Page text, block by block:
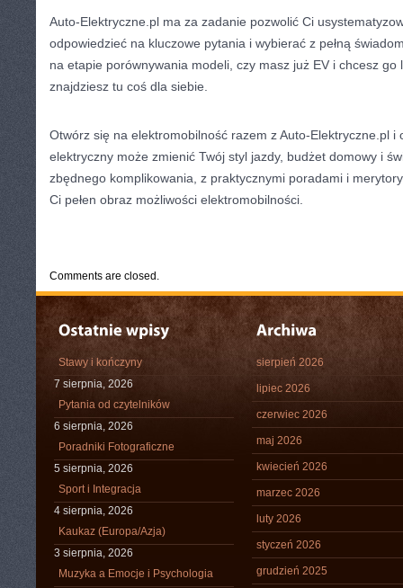
Auto-Elektryczne.pl ma za zadanie pozwolić Ci
odpowiedzieć na kluczowe pytania i wybierać z pełną
na etapie porównywania modeli, czy masz już EV i chcesz go
znajdziesz tu coś dla siebie.
Otwórz się na elektromobilność razem z Auto-Elektryczne.pl i
elektryczny może zmienić Twój styl jazdy, budżet domowy i
zbędnego komplikowania, z praktycznymi poradami i
Ci pełen obraz możliwości elektromobilności.
Comments are closed.
Stawy i kończyny
7 sierpnia, 2026
Pytania od czytelników
6 sierpnia, 2026
Poradniki Fotograficzne
5 sierpnia, 2026
Sport i Integracja
4 sierpnia, 2026
Kaukaz (Europa/Azja)
3 sierpnia, 2026
Muzyka a Emocje i Psychologia
sierpień 2026
lipiec 2026
czerwiec 2026
maj 2026
kwiecień 2026
marzec 2026
luty 2026
styczeń 2026
grudzień 2025